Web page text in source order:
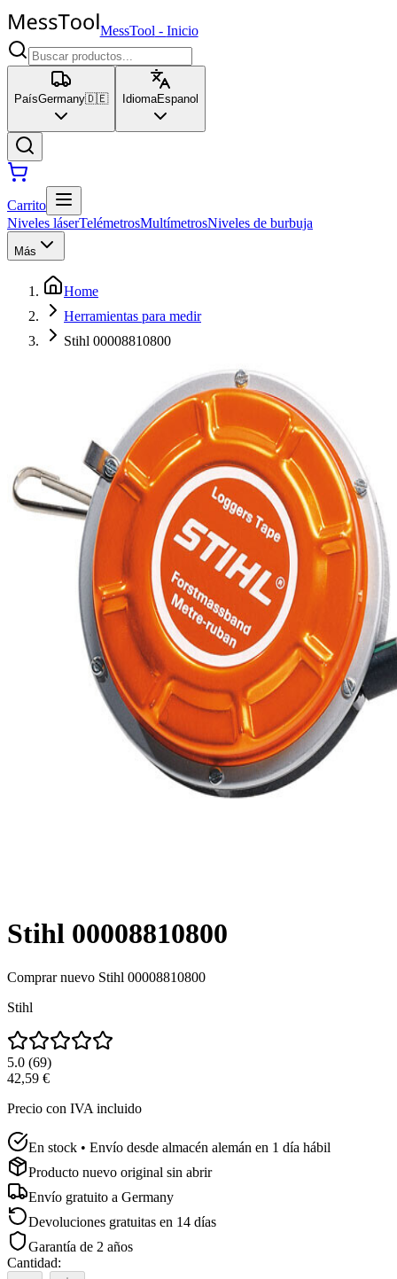
MessTool - Inicio
PaísGermany🇩🇪 IdiomaEspanol
Carrito
Niveles láserTelémetrosMultímetrosNiveles de burbuja
Más
Home
Herramientas para medir
Stihl 00008810800
Stihl 00008810800
Comprar nuevo Stihl 00008810800
Stihl
5.0 (69)
42,59 €
Precio con IVA incluido
En stock • Envío desde almacén alemán en 1 día hábil
Producto nuevo original sin abrir
Envío gratuito a Germany
Devoluciones gratuitas en 14 días
Garantía de 2 años
Cantidad: